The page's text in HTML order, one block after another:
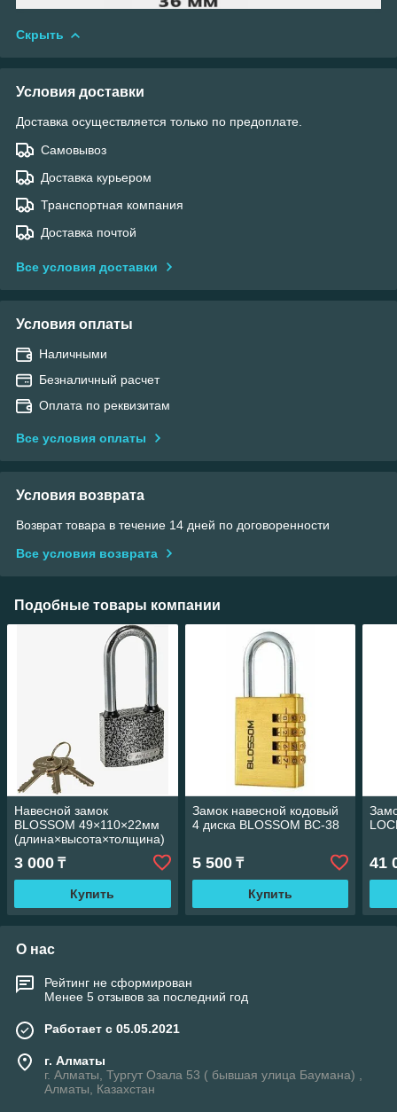
Скрыть
Условия доставки
Доставка осуществляется только по предоплате.
Самовывоз
Доставка курьером
Транспортная компания
Доставка почтой
Все условия доставки
Условия оплаты
Наличными
Безналичный расчет
Оплата по реквизитам
Все условия оплаты
Условия возврата
Возврат товара в течение 14 дней по договоренности
Все условия возврата
Подобные товары компании
Навесной замок
BLOSSOM 49×110×22мм
(длина×высота×толщина)
3 000 ₸
Купить
Замок навесной кодовый
4 диска BLOSSOM ВС-38
5 500₸
Купить
41
О нас
Рейтинг не сформирован
Менее 5 отзывов за последний год
Работает с 05.05.2021
г. Алматы
г. Алматы, Тургут Озала 53 ( бывшая улица Баумана) ,
Алматы, Казахстан